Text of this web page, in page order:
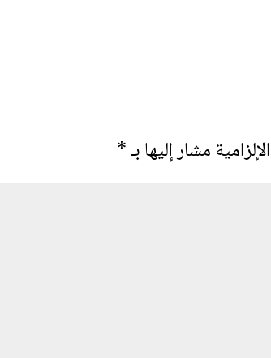
مشار إليها بـ*